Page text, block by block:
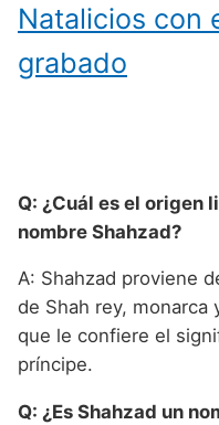
Natalicios con
grabado
Q: ¿Cuál es el origen
nombre Shahzad?
A: Shahzad proviene
de Shah rey, monarca
que le confiere el
príncipe.
Q: ¿Es Shahzad un